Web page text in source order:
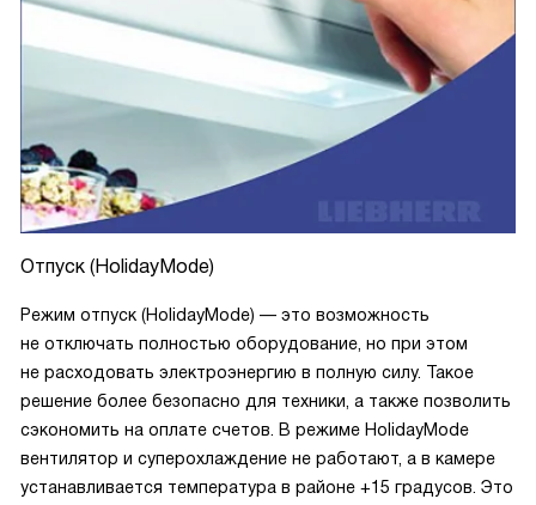
Отпуск (HolidayMode)
Режим отпуск (HolidayMode) — это возможность
не отключать полностью оборудование, но при этом
не расходовать электроэнергию в полную силу. Такое
решение более безопасно для техники, а также позволить
сэкономить на оплате счетов. В режиме HolidayMode
вентилятор и суперохлаждение не работают, а в камере
устанавливается температура в районе +15 градусов. Это